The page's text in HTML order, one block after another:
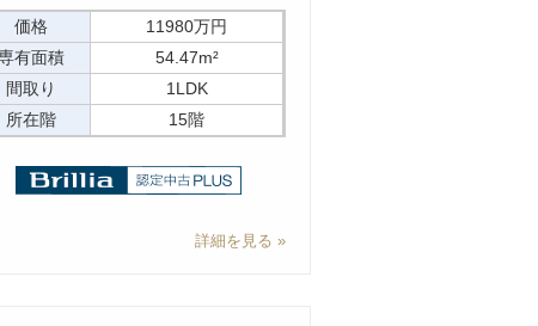
価格
11980万円
有面積
54.47m²
間取り
1LDK
所在階
15階
詳細を見る